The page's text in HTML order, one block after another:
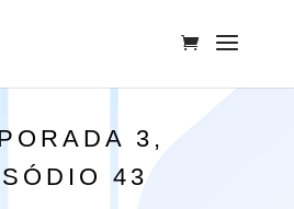
3,
43